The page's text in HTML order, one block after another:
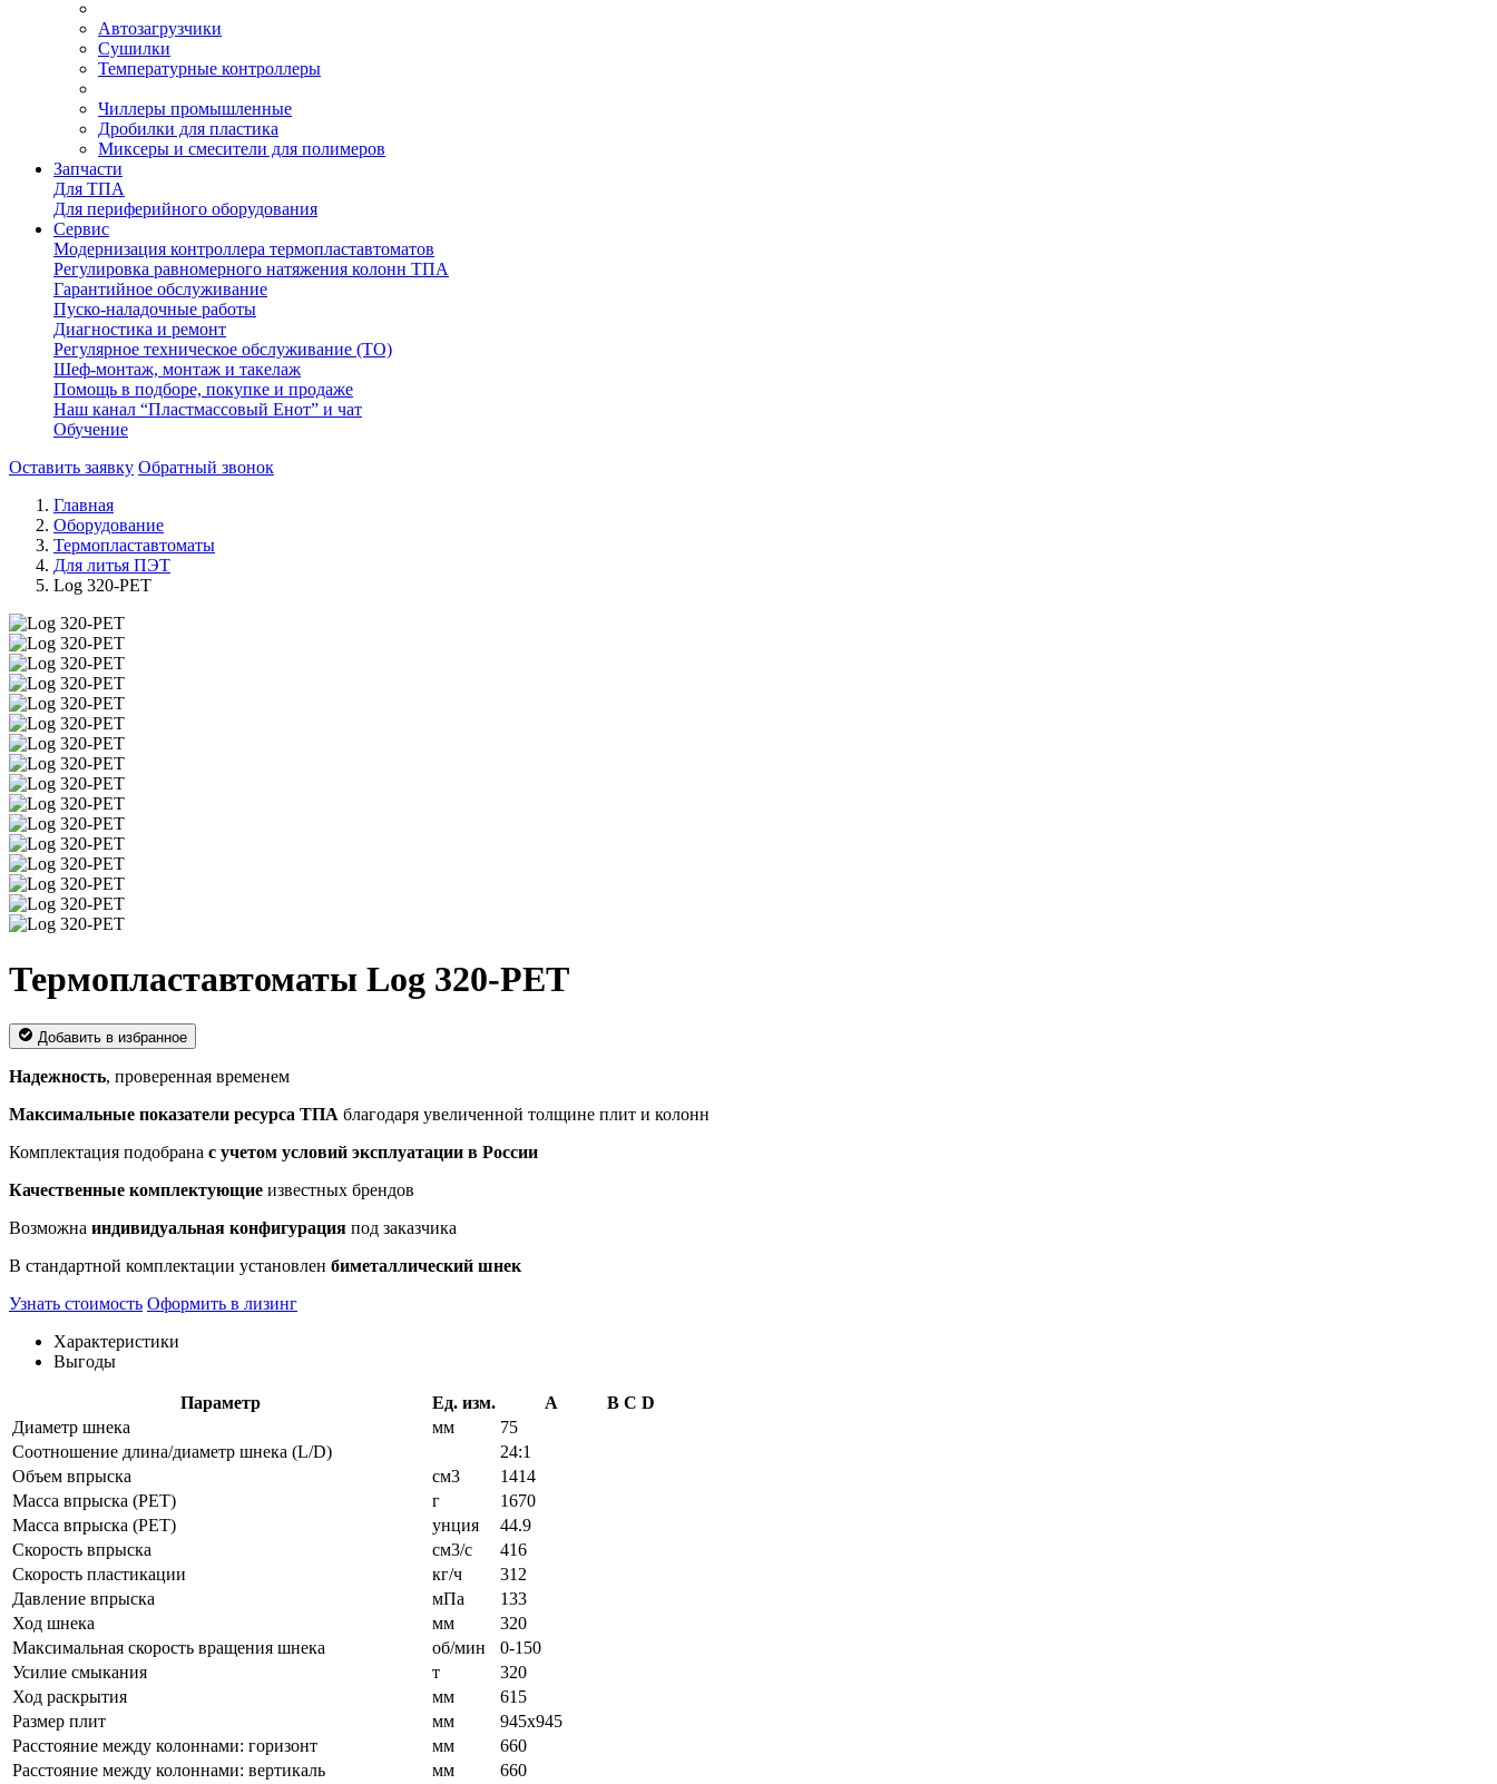
Автозагрузчики
Сушилки
Температурные контроллеры
Чиллеры промышленные
Дробилки для пластика
Миксеры и смесители для полимеров
Запчасти
Для ТПА
Для периферийного оборудования
Сервис
Модернизация контроллера термопластавтоматов
Регулировка равномерного натяжения колонн ТПА
Гарантийное обслуживание
Пуско-наладочные работы
Диагностика и ремонт
Регулярное техническое обслуживание (ТО)
Шеф-монтаж, монтаж и такелаж
Помощь в подборе, покупке и продаже
Наш канал “Пластмассовый Енот” и чат
Обучение
Оставить заявку Обратный звонок
Главная
Оборудование
Термопластавтоматы
Для литья ПЭТ
Log 320-PET
Термопластавтоматы Log 320-PET
Добавить в избранное
Надежность, проверенная временем
Максимальные показатели ресурса ТПА благодаря увеличенной толщине плит и колонн
Комплектация подобрана с учетом условий эксплуатации в России
Качественные комплектующие известных брендов
Возможна индивидуальная конфигурация под заказчика
В стандартной комплектации установлен биметаллический шнек
Узнать стоимость Оформить в лизинг
Характеристики
Выгоды
Параметр Ед. изм. A B C D
Диаметр шнека
мм
75
Соотношение длина/диаметр шнека (L/D)
24:1
Объем впрыска
см3
1414
Масса впрыска (PET)
г
1670
Масса впрыска (PET)
унция
44.9
Скорость впрыска
см3/с
416
Скорость пластикации
кг/ч
312
Давление впрыска
мПа
133
Ход шнека
мм
320
Максимальная скорость вращения шнека
об/мин
0-150
Усилие смыкания
т
320
Ход раскрытия
мм
615
Размер плит
мм
945x945
Расстояние между колоннами: горизонт
мм
660
Расстояние между колоннами: вертикаль
мм 660